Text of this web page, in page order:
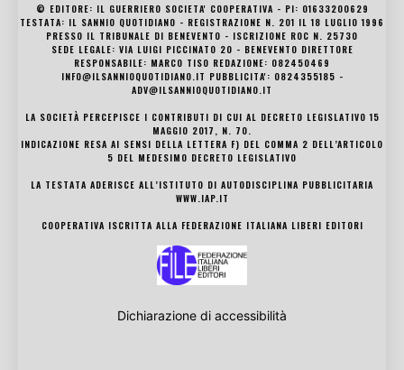
© EDITORE: IL GUERRIERO SOCIETA' COOPERATIVA - PI: 01633200629
TESTATA: IL SANNIO QUOTIDIANO - REGISTRAZIONE N. 201 IL 18 LUGLIO 1996
PRESSO IL TRIBUNALE DI BENEVENTO - ISCRIZIONE ROC N. 25730
SEDE LEGALE: VIA LUIGI PICCINATO 20 - BENEVENTO DIRETTORE
RESPONSABILE: MARCO TISO REDAZIONE: 082450469
INFO@ILSANNIOQUOTIDIANO.IT PUBBLICITA': 0824355185 -
ADV@ILSANNIOQUOTIDIANO.IT
LA SOCIETÀ PERCEPISCE I CONTRIBUTI DI CUI AL DECRETO LEGISLATIVO 15
MAGGIO 2017, N. 70.
INDICAZIONE RESA AI SENSI DELLA LETTERA F) DEL COMMA 2 DELL’ARTICOLO
5 DEL MEDESIMO DECRETO LEGISLATIVO
LA TESTATA ADERISCE ALL’ISTITUTO DI AUTODISCIPLINA PUBBLICITARIA
WWW.IAP.IT
COOPERATIVA ISCRITTA ALLA FEDERAZIONE ITALIANA LIBERI EDITORI
Dichiarazione di accessibilità